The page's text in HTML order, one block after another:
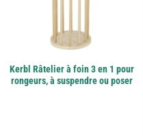
Kerbl Râtelier à foin 3 en 1 pour
rongeurs, à suspendre ou poser